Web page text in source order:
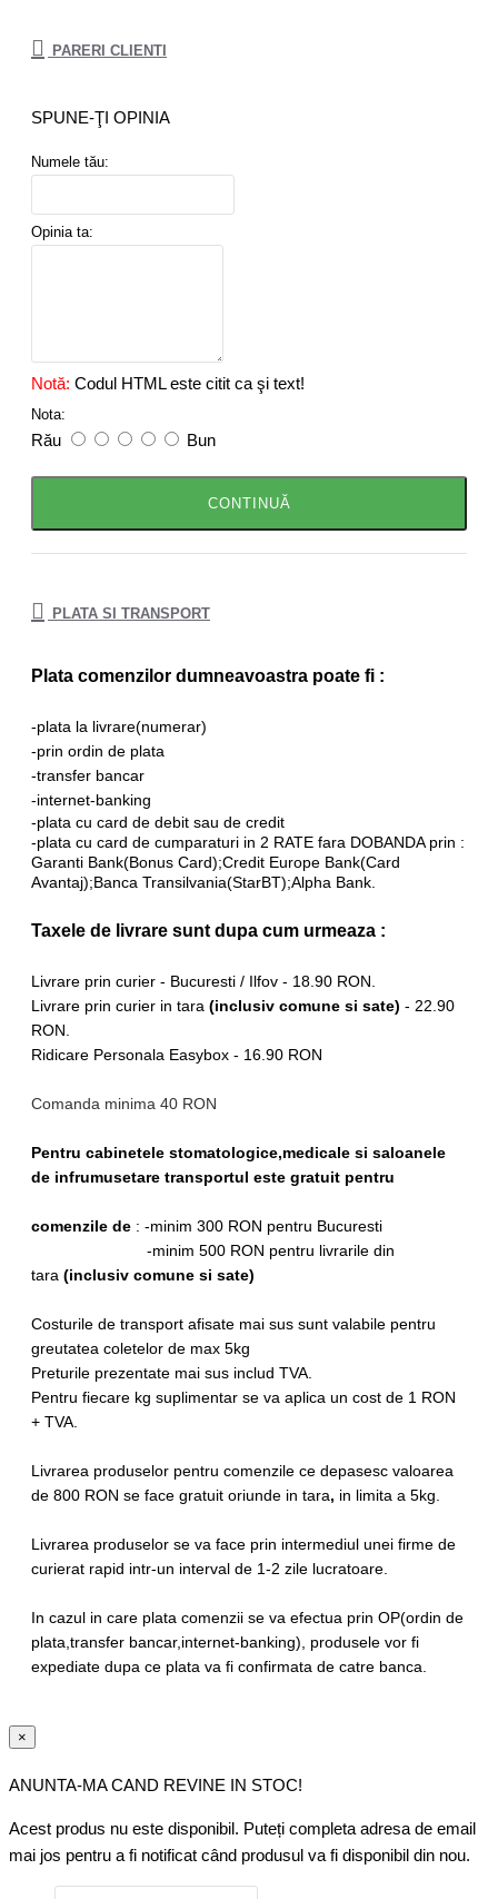
PARERI CLIENTI
SPUNE-ŢI OPINIA
Numele tău:
Opinia ta:
Notă: Codul HTML este citit ca şi text!
Nota:
Rău Bun
CONTINUĂ
PLATA SI TRANSPORT
Plata comenzilor dumneavoastra poate fi :
-plata la livrare(numerar)
-prin ordin de plata
-transfer bancar
-internet-banking
-plata cu card de debit sau de credit
-plata cu card de cumparaturi in 2 RATE fara DOBANDA prin :
Garanti Bank(Bonus Card);Credit Europe Bank(Card
Avantaj);Banca Transilvania(StarBT);Alpha Bank.
Taxele de livrare sunt dupa cum urmeaza :
Livrare prin curier - Bucuresti / Ilfov - 18.90 RON.
Livrare prin curier in tara (inclusiv comune si sate) - 22.90
RON.
Ridicare Personala Easybox - 16.90 RON
Comanda minima 40 RON
Pentru cabinetele stomatologice,medicale si saloanele
de infrumusetare transportul este gratuit pentru
comenzile de : -minim 300 RON pentru Bucuresti
-minim 500 RON pentru livrarile din
tara (inclusiv comune si sate)
Costurile de transport afisate mai sus sunt valabile pentru
greutatea coletelor de max 5kg
Preturile prezentate mai sus includ TVA.
Pentru fiecare kg suplimentar se va aplica un cost de 1 RON
+ TVA.
Livrarea produselor pentru comenzile ce depasesc valoarea
de 800 RON se face gratuit oriunde in tara, in limita a 5kg.
Livrarea produselor se va face prin intermediul unei firme de
curierat rapid intr-un interval de 1-2 zile lucratoare.
In cazul in care plata comenzii se va efectua prin OP(ordin de
plata,transfer bancar,internet-banking), produsele vor fi
expediate dupa ce plata va fi confirmata de catre banca.
×
ANUNTA-MA CAND REVINE IN STOC!
Acest produs nu este disponibil. Puteți completa adresa de email
mai jos pentru a fi notificat când produsul va fi disponibil din nou.